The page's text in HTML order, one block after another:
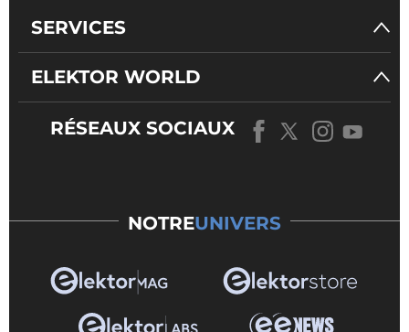
SERVICES
ELEKTOR WORLD
RÉSEAUX SOCIAUX
NOTREUNIVERS